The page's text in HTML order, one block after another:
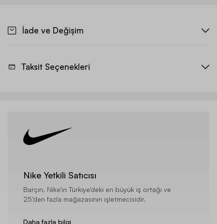
İade ve Değişim
Taksit Seçenekleri
Nike Yetkili Satıcısı
Barçın, Nike’ın Türkiye’deki en büyük iş ortağı ve
25’den fazla mağazasının işletmecisidir.
Daha fazla bilgi